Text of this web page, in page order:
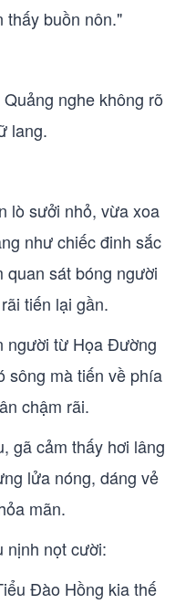
thấy buồn nôn."
nghe không rõ
lang.
lò sưởi nhỏ, vừa xoa
như chiếc đinh sắc
quan sát bóng người
tiến lại gần.
người từ Họa Đường
sông mà tiến về phía
chậm rãi.
gã cảm thấy hơi lâng
lửa nóng, dáng vẻ
mãn.
nịnh nọt cười:
Đào Hồng kia thế